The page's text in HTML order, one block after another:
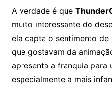
A verdade é que
muito interessante do
ela capta o sentimento de
que gostavam da
apresenta a franquia para
especialmente a mais